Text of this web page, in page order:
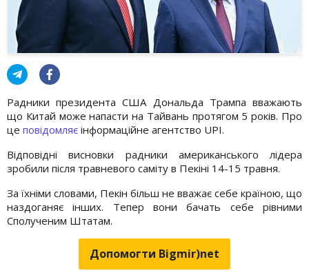
Радники президента США Дональда Трампа вважають
що Китай може напасти на Тайвань протягом 5 років. Про
це повідомляє інформаційне агентство UPI.
Відповідні висновки радники американського лідера
зробили після травневого саміту в Пекіні 14-15 травня.
За їхніми словами, Пекін більш не вважає себе країною, що
наздоганяє інших. Тепер вони бачать себе рівними
Сполученим Штатам.
Допомогти Bigmir)net